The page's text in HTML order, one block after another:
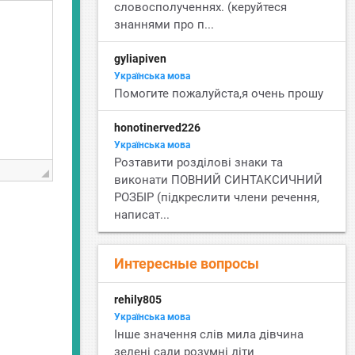
словосполученнях. (керуйтеся
знаннями про п...
gyliapiven
Українська мова
Помогите пожалуйста,я очень прошу
honotinerved226
Українська мова
Розтавити розділові знаки та
виконати ПОВНИЙ СИНТАКСИЧНИЙ
РОЗБІР (підкреслити члени речення,
написат...
Интересные вопросы
rehily805
Українська мова
Інше значення слів мила дівчина
зелені сади розумні діти